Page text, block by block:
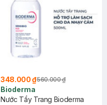
348.000 ₫560.000 ₫
Bioderma
Nước Tẩy Trang Bioderma